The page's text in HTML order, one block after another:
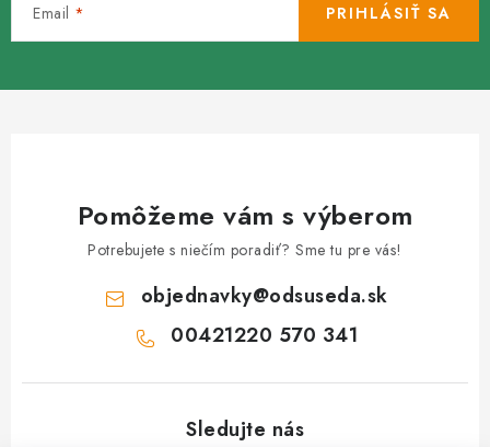
Email PRIHLÁSIŤ SA
Pomôžeme vám s výberom
Potrebujete s niečím poradiť? Sme tu pre vás!
objednavky@odsuseda.sk
00421220 570 341